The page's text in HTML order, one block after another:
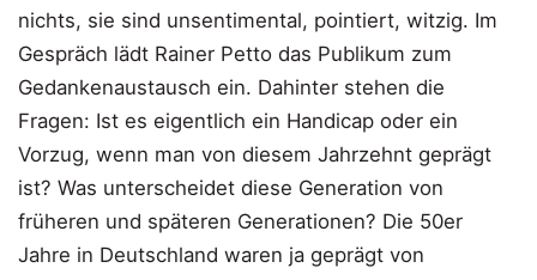
nichts, sie sind unsentimental, pointiert, witzig. Im
Gespräch lädt Rainer Petto das Publikum zum
Gedankenaustausch ein. Dahinter stehen die
Fragen: Ist es eigentlich ein Handicap oder ein
Vorzug, wenn man von diesem Jahrzehnt geprägt
ist? Was unterscheidet diese Generation von
früheren und späteren Generationen? Die 50er
Jahre in Deutschland waren ja geprägt von